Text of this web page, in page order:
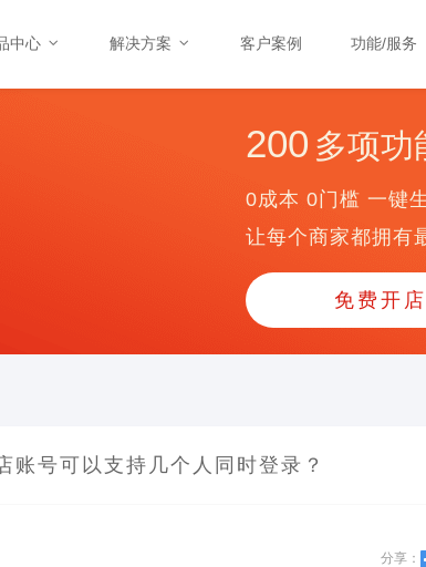
中心 解决方案 客户案例 功能/服务
200 多项功
0成本 0门槛 一键
让每个商家都拥有
免费开店
账号可以支持几个人同时登录？
分享：